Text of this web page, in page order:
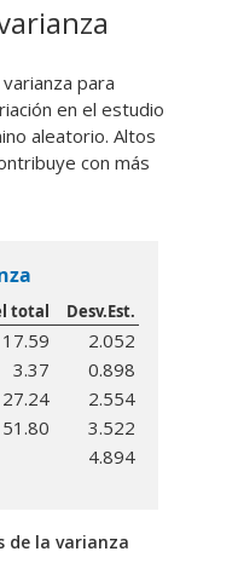
para
en el estudio
aleatorio. Altos
con más
total Desv.Est.
17.59
2.052
3.37
0.898
27.24
2.554
51.80
3.522
4.894
de la varianza